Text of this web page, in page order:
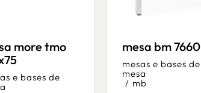
more tmo
e bases de
mesa bm 7660
mesas e bases de
mesa
/ mb